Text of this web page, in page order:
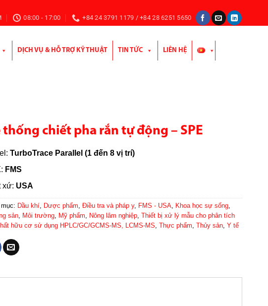
08:00 - 17:00 +84 24 3791 1179 / +84 28 6251 5650
DỊCH VỤ & HỖ TRỢ KỸ THUẬT TIN TỨC LIÊN HỆ
thống chiết pha rắn tự động – SPE
TurboTrace Parallel (1 đến 8 vị trí)
FMS
xứ: USA
Dầu khí Dược phẩm ,Điều tra và pháp y, FMS - USA Khoa học sự sống
sản
Môi trường Mỹ phẩm Nông lâm nghiệp ,Thiết bị xử lý mẫu cho phân tích
hữu cơ sử dụng HPLC/GC/GCMS-MS, LCMS-MS ,Thực phẩm ,Thủy sản ,Y tế